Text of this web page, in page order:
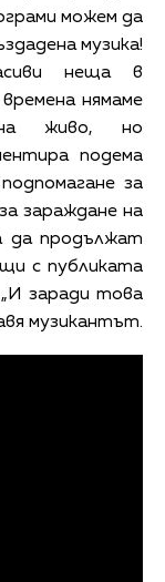
можем да
музика!
неща в
нямаме
живо, но
подема
за
зараждане на
да продължат
с публиката
заради това
музикантът.